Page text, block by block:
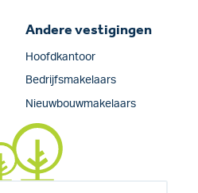
Andere vestigingen
Hoofdkantoor
Bedrijfsmakelaars
Nieuwbouwmakelaars